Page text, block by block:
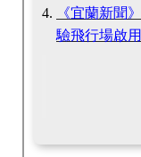
《宜蘭新聞
驗飛行場啟用